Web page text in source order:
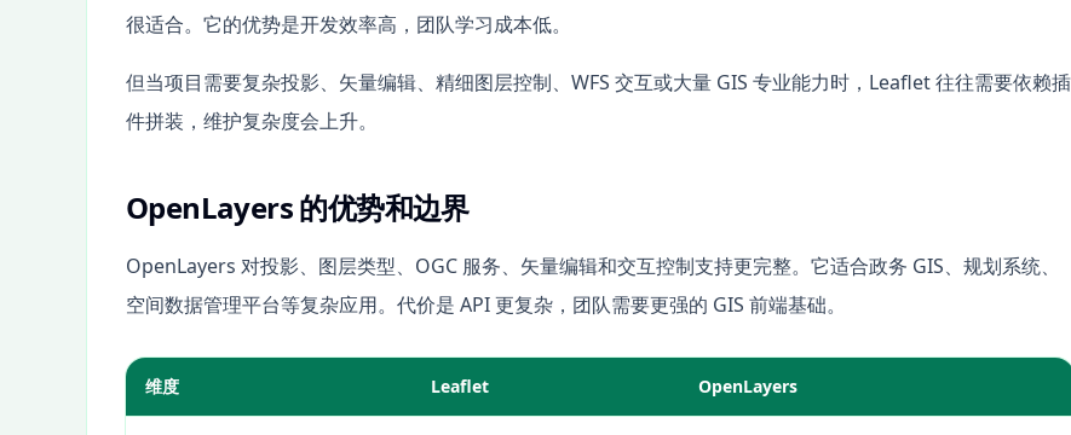
很适合。它的优势是开发效率高，团队学习成本低。
但当项目需要复杂投影、矢量编辑、精细图层控制、WFS 交互或大量 GIS 专业能力时，Leaflet 往往需要依赖插
件拼装，维护复杂度会上升。
OpenLayers 的优势和边界
OpenLayers 对投影、图层类型、OGC 服务、矢量编辑和交互控制支持更完整。它适合政务 GIS、规划系统、
空间数据管理平台等复杂应用。代价是 API 更复杂，团队需要更强的 GIS 前端基础。
维度 Leaflet OpenLayers